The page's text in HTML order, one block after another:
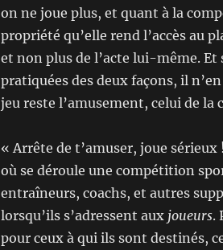
on ne joue plus, et quant à la
propriété qu’elle rend l’accès au
et non plus de l’acte lui-même.
pratiquées des deux façons, il
jeu reste l’amusement, celui de
« Arrête de t’amuser, joue
où se déroule une compétition
entraîneurs, coachs, et autres
lorsqu’ils s’adressent aux joueurs.
pour ceux à qui ils sont destinés,